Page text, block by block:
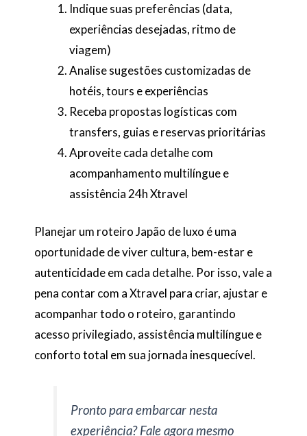
Indique suas preferências (data,
experiências desejadas, ritmo de
viagem)
Analise sugestões customizadas de
hotéis, tours e experiências
Receba propostas logísticas com
transfers, guias e reservas prioritárias
Aproveite cada detalhe com
acompanhamento multilíngue e
assistência 24h Xtravel
Planejar um roteiro Japão de luxo é uma
oportunidade de viver cultura, bem-estar e
autenticidade em cada detalhe. Por isso, vale a
pena contar com a Xtravel para criar, ajustar e
acompanhar todo o roteiro, garantindo
acesso privilegiado, assistência multilíngue e
conforto total em sua jornada inesquecível.
Pronto para embarcar nesta
experiência? Fale agora mesmo